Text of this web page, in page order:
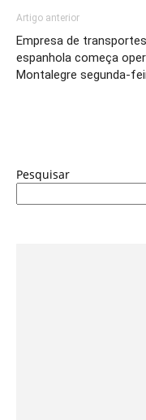
Artigo anterior
Empresa de transportes
espanhola começa
Montalegre segunda-
Pesquisar